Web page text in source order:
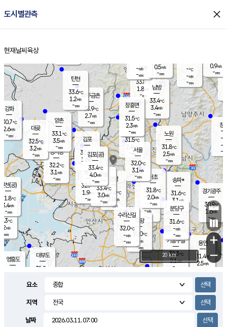
도시별관측 close
홈
현재날씨 육상
의도
℃
m/s
mm
영흥도
양주
33.8℃
1.8
-mm
과천
- ℃
-m/s
- mm
용인
31.4℃
2.5m/s
경기광주
30.9℃
1.6m/s
-mm
2.9m/s
대부도
31.2
경서동
32.2℃
3.1 m/s
-mm
파주금촌
33.9℃
2.7m/s
-mm
-℃
-m/s
-mm
대곶
32.5℃
3.2m/s
-mm
창
-
-m/
-
탄현
33.6℃
1.2m/s
-mm
0.9m/s
-mm
의왕
30.0℃
-m/s
-mm
김포
32.6℃
1.6 m/s
mm
광명
32.6 ℃
2.0 m/s
-mm
부천
32.7℃
1.9m/s
-mm
양촌
33.1℃
3.5m/s
-mm
구로
33.4℃
3.0m/s
-mm
은평
31.5℃
2.4 m/s
- mm
노원
31.8℃
2.5m/s
-mm
송파*
31.6℃
3.1 m/s
-mm
서초
31.8℃
2.0m/s
-mm
남방
33.4℃
3.4m/s
-mm
기흥구갈
32.3℃
2.1m/s
-
수리산길
32.0℃
-m/s
-mm
분당구
31.6℃
-m/s
-mm
장흥면
31.5℃
2.3m/s
-mm
-m/s
-mm
강화
30.7℃
2.6m/s
-mm
인천(공)
31.8℃
3.4m/s
-mm
김포(공)
33.4℃
4.0m/s
-mm
서울
32.0℃
3.1 m/s
-mm
0.5m/s
-mm
+
−
20 km
요소
지역
날짜